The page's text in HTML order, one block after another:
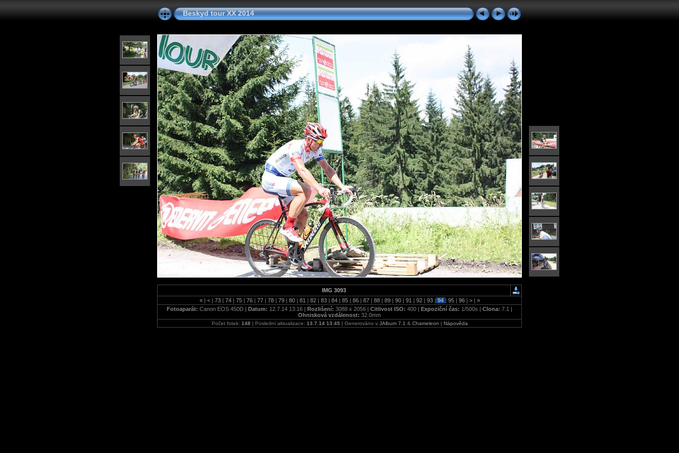
Beskyd tour XX 2014
IMG 3093
« | < | 73 | 74 | 75 | 76 | 77 | 78 | 79 | 80 | 81 | 82 | 83 | 84 | 85 | 86 | 87 | 88 | 89 | 90 | 91 | 92 | 93 | 94 | 95 | 96 | > | »
Fotoaparát: Canon EOS 450D | Datum: 12.7.14 13:16 | Rozlišení: 3088 x 2056 | Citlivost ISO: 400 | Expoziční čas: 1/500s | Clona: 7.1 |
Ohnisková vzdálenost: 32.0mm
Počet fotek: 148 | Poslední aktualizace: 13.7.14 13:45| Generováno v JAlbum 7.1 & Chameleon | Nápověda